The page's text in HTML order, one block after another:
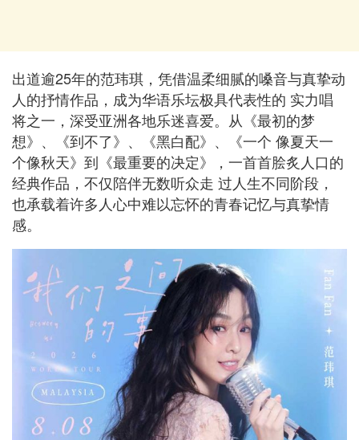
出道逾25年的范玮琪，凭借温柔细腻的嗓音与真挚动
人的抒情作品，成为华语乐坛极具代表性的 实力唱
将之一，深受亚洲各地乐迷喜爱。从《最初的梦
想》、《到不了》、《黑白配》、《一个 像夏天一
个像秋天》到《最重要的决定》，一首首脍炙人口的
经典作品，不仅陪伴无数听众走 过人生不同阶段，
也承载着许多人心中难以忘怀的青春记忆与真挚情
感。